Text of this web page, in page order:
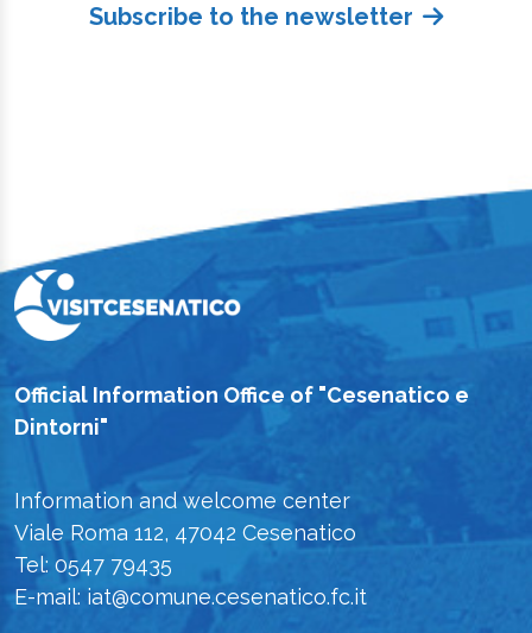
Subscribe to the newsletter
Official Information Office of "Cesenatico e
Dintorni"
Information and welcome center
Viale Roma 112, 47042 Cesenatico
Tel: 0547 79435
E-mail: iat@comune.cesenatico.fc.it